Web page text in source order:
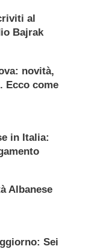
al
Bajrak
novità,
Ecco come
in Italia:
Albanese
Sei